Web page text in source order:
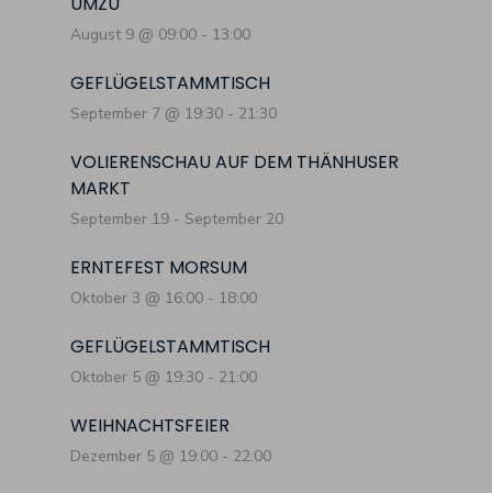
August 9 @ 09:00 - 13:00
GEFLÜGELSTAMMTISCH
September 7 @ 19:30 - 21:30
VOLIERENSCHAU AUF DEM THÄNHUSER
MARKT
September 19 - September 20
ERNTEFEST MORSUM
Oktober 3 @ 16:00 - 18:00
GEFLÜGELSTAMMTISCH
Oktober 5 @ 19:30 - 21:00
WEIHNACHTSFEIER
Dezember 5 @ 19:00 - 22:00